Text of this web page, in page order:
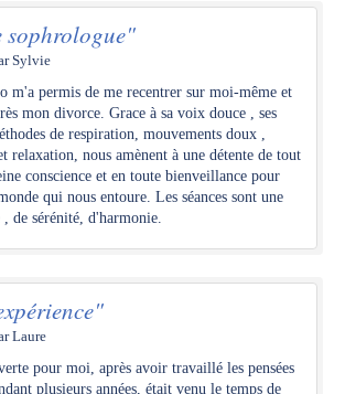
sophrologue"
Sylvie
m'a permis de me recentrer sur moi-même et
mon divorce. Grace à sa voix douce , ses
de respiration, mouvements doux ,
relaxation, nous amènent à une détente de tout
conscience et en toute bienveillance pour
qui nous entoure. Les séances sont une
de sérénité, d'harmonie.
Laure
pour moi, après avoir travaillé les pensées
plusieurs années, était venu le temps de